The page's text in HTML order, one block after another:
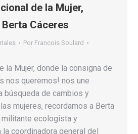
de la Mujer,
Cáceres
Por Francois Soulard
la Mujer, donde la consigna de
nos queremos! nos une
búsqueda de cambios y
mujeres, recordamos a Berta
ecologista y
coordinadora general del